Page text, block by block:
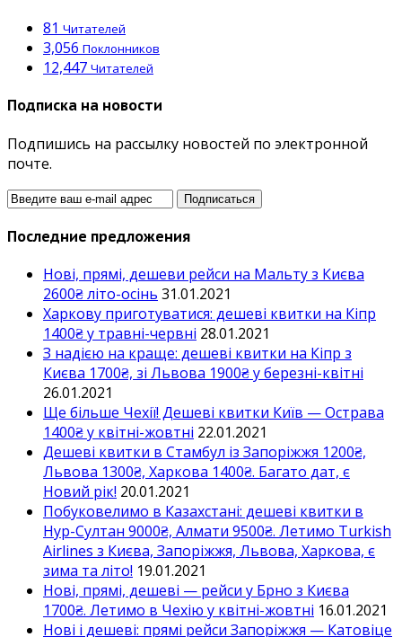
81 Читателей
3,056 Поклонников
12,447 Читателей
Подписка на новости
Подпишись на рассылку новостей по электронной
почте.
Последние предложения
Нові, прямі, дешеви рейси на Мальту з Києва
2600₴ літо-осінь 31.01.2021
Харкову приготуватися: дешеві квитки на Кіпр
1400₴ у травні-червні 28.01.2021
З надією на краще: дешеві квитки на Кіпр з
Києва 1700₴, зі Львова 1900₴ у березні-квітні
26.01.2021
Ще більше Чехії! Дешеві квитки Київ — Острава
1400₴ у квітні-жовтні 22.01.2021
Дешеві квитки в Стамбул із Запоріжжя 1200₴,
Львова 1300₴, Харкова 1400₴. Багато дат, є
Новий рік! 20.01.2021
Побуковелимо в Казахстані: дешеві квитки в
Нур-Султан 9000₴, Алмати 9500₴. Летимо Turkish
Airlines з Києва, Запоріжжя, Львова, Харкова, є
зима та літо! 19.01.2021
Нові, прямі, дешеві — рейси у Брно з Києва
1700₴. Летимо в Чехію у квітні-жовтні 16.01.2021
Нові і дешеві: прямі рейси Запоріжжя — Катовіце